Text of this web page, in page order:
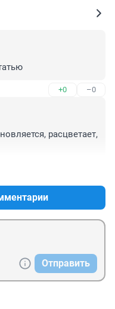
+0 –0
расцветает,
Отправить